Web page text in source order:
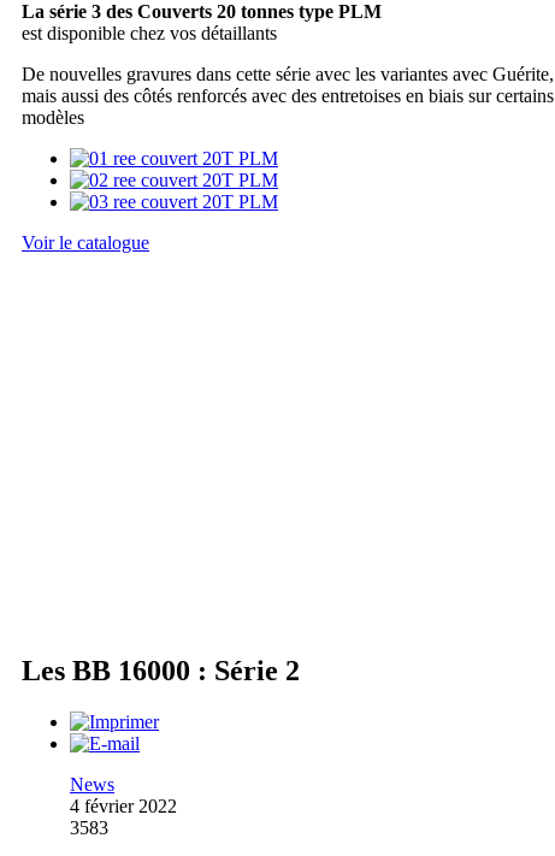
La série 3 des Couverts 20 tonnes type PLM
est disponible chez vos détaillants
De nouvelles gravures dans cette série avec les variantes avec Guérite,
mais aussi des côtés renforcés avec des entretoises en biais sur certains
modèles
Voir le catalogue
Les BB 16000 : Série 2
News
4 février 2022
3583